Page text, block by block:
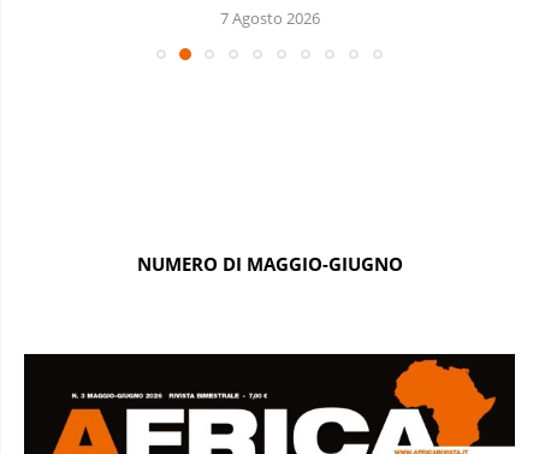
7 Agosto 2026
NUMERO DI MAGGIO-GIUGNO